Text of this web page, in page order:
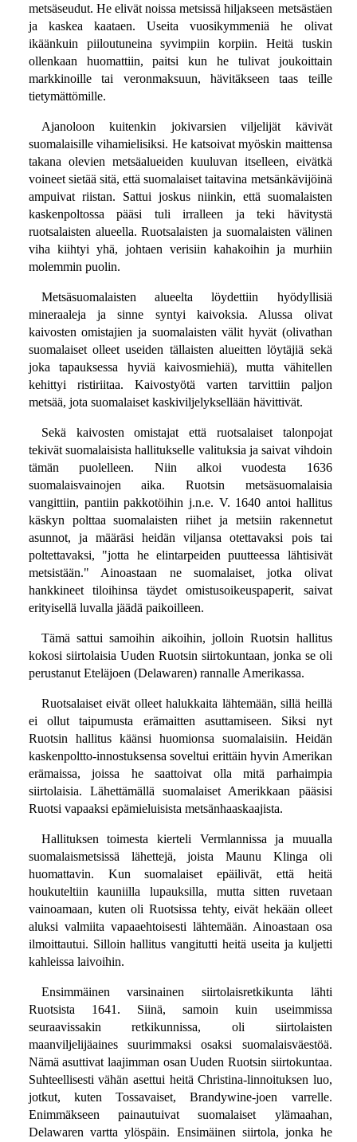
metsäseudut. He elivät noissa metsissä hiljakseen metsästäen
ja kaskea kaataen. Useita vuosikymmeniä he olivat
ikäänkuin piiloutuneina syvimpiin korpiin. Heitä tuskin
ollenkaan huomattiin, paitsi kun he tulivat joukoittain
markkinoille tai veronmaksuun, hävitäkseen taas teille
tietymättömille.
Ajanoloon kuitenkin jokivarsien viljelijät kävivät
suomalaisille vihamielisiksi. He katsoivat myöskin maittensa
takana olevien metsäalueiden kuuluvan itselleen, eivätkä
voineet sietää sitä, että suomalaiset taitavina metsänkävijöinä
ampuivat riistan. Sattui joskus niinkin, että suomalaisten
kaskenpoltossa pääsi tuli irralleen ja teki hävitystä
ruotsalaisten alueella. Ruotsalaisten ja suomalaisten välinen
viha kiihtyi yhä, johtaen verisiin kahakoihin ja murhiin
molemmin puolin.
Metsäsuomalaisten alueelta löydettiin hyödyllisiä
mineraaleja ja sinne syntyi kaivoksia. Alussa olivat
kaivosten omistajien ja suomalaisten välit hyvät (olivathan
suomalaiset olleet useiden tällaisten alueitten löytäjiä sekä
joka tapauksessa hyviä kaivosmiehiä), mutta vähitellen
kehittyi ristiriitaa. Kaivostyötä varten tarvittiin paljon
metsää, jota suomalaiset kaskiviljelyksellään hävittivät.
Sekä kaivosten omistajat että ruotsalaiset talonpojat
tekivät suomalaisista hallitukselle valituksia ja saivat vihdoin
tämän puolelleen. Niin alkoi vuodesta 1636
suomalaisvainojen aika. Ruotsin metsäsuomalaisia
vangittiin, pantiin pakkotöihin j.n.e. V. 1640 antoi hallitus
käskyn polttaa suomalaisten riihet ja metsiin rakennetut
asunnot, ja määräsi heidän viljansa otettavaksi pois tai
poltettavaksi, "jotta he elintarpeiden puutteessa lähtisivät
metsistään." Ainoastaan ne suomalaiset, jotka olivat
hankkineet tiloihinsa täydet omistusoikeuspaperit, saivat
erityisellä luvalla jäädä paikoilleen.
Tämä sattui samoihin aikoihin, jolloin Ruotsin hallitus
kokosi siirtolaisia Uuden Ruotsin siirtokuntaan, jonka se oli
perustanut Eteläjoen (Delawaren) rannalle Amerikassa.
Ruotsalaiset eivät olleet halukkaita lähtemään, sillä heillä
ei ollut taipumusta erämaitten asuttamiseen. Siksi nyt
Ruotsin hallitus käänsi huomionsa suomalaisiin. Heidän
kaskenpoltto-innostuksensa soveltui erittäin hyvin Amerikan
erämaissa, joissa he saattoivat olla mitä parhaimpia
siirtolaisia. Lähettämällä suomalaiset Amerikkaan pääsisi
Ruotsi vapaaksi epämieluisista metsänhaaskaajista.
Hallituksen toimesta kierteli Vermlannissa ja muualla
suomalaismetsissä lähettejä, joista Maunu Klinga oli
huomattavin. Kun suomalaiset epäilivät, että heitä
houkuteltiin kauniilla lupauksilla, mutta sitten ruvetaan
vainoamaan, kuten oli Ruotsissa tehty, eivät hekään olleet
aluksi valmiita vapaaehtoisesti lähtemään. Ainoastaan osa
ilmoittautui. Silloin hallitus vangitutti heitä useita ja kuljetti
kahleissa laivoihin.
Ensimmäinen varsinainen siirtolaisretkikunta lähti
Ruotsista 1641. Siinä, samoin kuin useimmissa
seuraavissakin retkikunnissa, oli siirtolaisten
maanviljelijäaines suurimmaksi osaksi suomalaisväestöä.
Nämä asuttivat laajimman osan Uuden Ruotsin siirtokuntaa.
Suhteellisesti vähän asettui heitä Christina-linnoituksen luo,
jotkut, kuten Tossavaiset, Brandywine-joen varrelle.
Enimmäkseen painautuivat suomalaiset ylämaahan,
Delawaren vartta ylöspäin. Ensimäinen siirtola, jonka he